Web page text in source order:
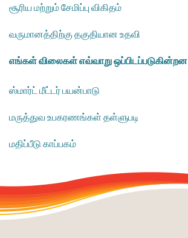
சூரிய மற்றும் சேமிப்பு விகிதம்
வருமானத்திற்கு தகுதியான உதவி
எங்கள் விலைகள் எவ்வாறு ஒப்பிடப்படுகின்றன
ஸ்மார்ட் மீட்டர் பயன்பாடு
​மருத்துவ உபகரணங்கள் தள்ளுபடி
மதிப்பீடு காப்பகம்